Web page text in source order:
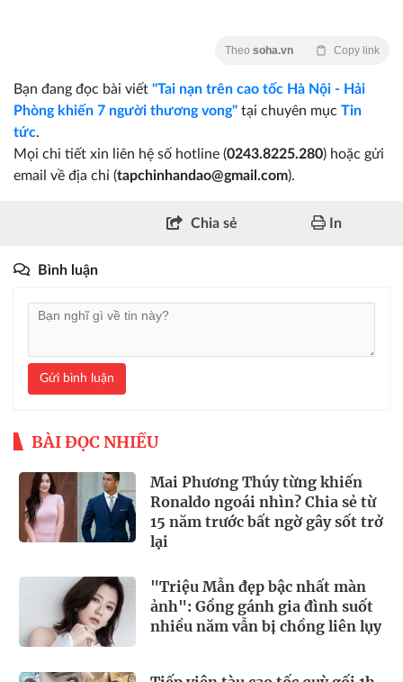
Theo soha.vn Copy link
Bạn đang đọc bài viết "Tai nạn trên cao tốc Hà Nội - Hải
Phòng khiến 7 người thương vong" tại chuyên mục Tin
tức.
Mọi chi tiết xin liên hệ số hotline (0243.8225.280) hoặc gửi
email về địa chỉ (tapchinhandao@gmail.com).
Chia sẻ In
Bình luận
Gửi bình luận
BÀI ĐỌC NHIỀU
Mai Phương Thúy từng khiến
Ronaldo ngoái nhìn? Chia sẻ từ
15 năm trước bất ngờ gây sốt trở
lại
"Triệu Mẫn đẹp bậc nhất màn
ảnh": Gồng gánh gia đình suốt
nhiều năm vẫn bị chồng liên lụy